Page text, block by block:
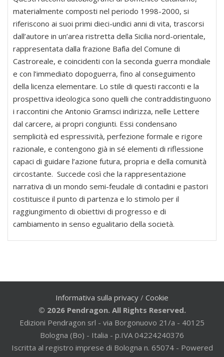
materialmente composti nel periodo 1998-2000, si
riferiscono ai suoi primi dieci-undici anni di vita, trascorsi
dall’autore in un’area ristretta della Sicilia nord-orientale,
rappresentata dalla frazione Bafìa del Comune di
Castroreale, e coincidenti con la seconda guerra mondiale
e con l’immediato dopoguerra, fino al conseguimento
della licenza elementare. Lo stile di questi racconti e la
prospettiva ideologica sono quelli che contraddistinguono
i raccontini che Antonio Gramsci indirizza, nelle Lettere
dal carcere, ai propri congiunti. Essi condensano
semplicità ed espressività, perfezione formale e rigore
razionale, e contengono già in sé elementi di riflessione
capaci di guidare l’azione futura, propria e della comunità
circostante. Succede così che la rappresentazione
narrativa di un mondo semi-feudale di contadini e pastori
costituisce il punto di partenza e lo stimolo per il
raggiungimento di obiettivi di progresso e di
cambiamento in senso egualitario della società.
Informativa sulla privacy / Cookie
© 2026 Pendragon. All Rights Reserved.
Edizioni Pendragon srl - via Borgonuovo 21/a - 40125
Bologna (Bo) - Italia - p.IVA 04224240376
Iscritta al registro imprese di Bologna n. 65074 - Powered